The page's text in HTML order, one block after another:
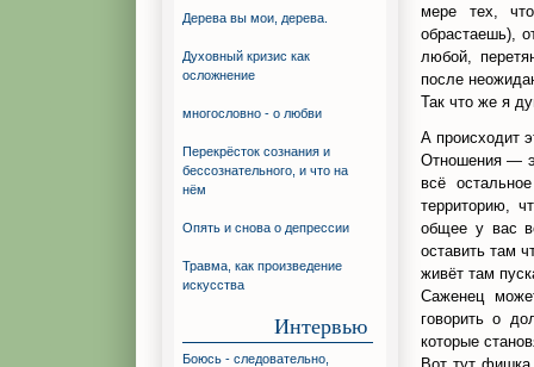
мере тех,
обрастаешь),
любой,
после
Так что же я
А происходит
Отношения —
всё
территорию,
общее у вас
оставить там
живёт там
Саженец
говорить о
которые
Дерева вы мои, дерева.
Духовный кризис как
осложнение
многословно - о любви
Перекрёсток сознания и
бессознательного, и что на
нём
Опять и снова о депрессии
Травма, как произведение
искусства
Интервью
Боюсь - следовательно,